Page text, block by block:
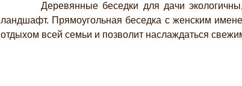
Деревянные беседки для дачи экологичны,
ландшафт. Прямоугольная беседка с женским
отдыхом всей семьи и позволит наслаждаться